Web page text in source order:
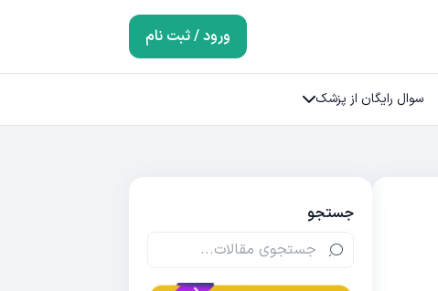
ورود / ثبت نام
سوال رایگان از پزشک
جستجو